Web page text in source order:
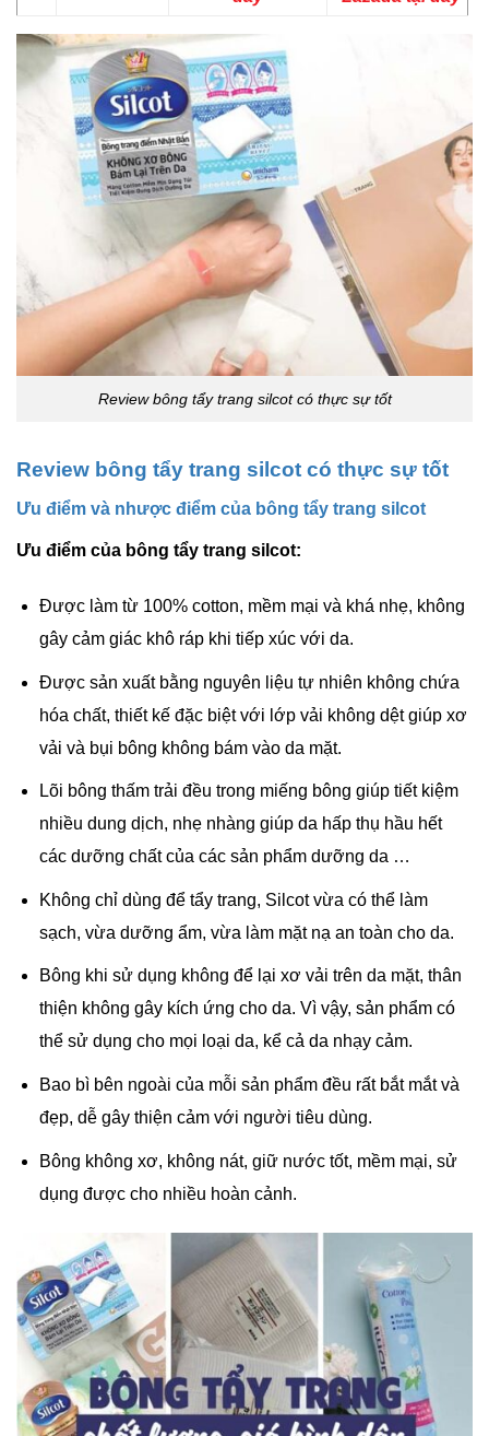
Review bông tẩy trang silcot có thực sự tốt
Review bông tẩy trang silcot có thực sự tốt
Ưu điểm và nhược điểm của bông tẩy trang silcot
Ưu điểm của bông tẩy trang silcot:
Được làm từ 100% cotton, mềm mại và khá nhẹ, không
gây cảm giác khô ráp khi tiếp xúc với da.
Được sản xuất bằng nguyên liệu tự nhiên không chứa
hóa chất, thiết kế đặc biệt với lớp vải không dệt giúp xơ
vải và bụi bông không bám vào da mặt.
Lõi bông thấm trải đều trong miếng bông giúp tiết kiệm
nhiều dung dịch, nhẹ nhàng giúp da hấp thụ hầu hết
các dưỡng chất của các sản phẩm dưỡng da …
Không chỉ dùng để tẩy trang, Silcot vừa có thể làm
sạch, vừa dưỡng ẩm, vừa làm mặt nạ an toàn cho da.
Bông khi sử dụng không để lại xơ vải trên da mặt, thân
thiện không gây kích ứng cho da. Vì vậy, sản phẩm có
thể sử dụng cho mọi loại da, kể cả da nhạy cảm.
Bao bì bên ngoài của mỗi sản phẩm đều rất bắt mắt và
đẹp, dễ gây thiện cảm với người tiêu dùng.
Bông không xơ, không nát, giữ nước tốt, mềm mại, sử
dụng được cho nhiều hoàn cảnh.